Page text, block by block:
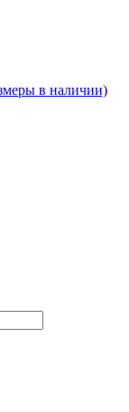
в наличии)